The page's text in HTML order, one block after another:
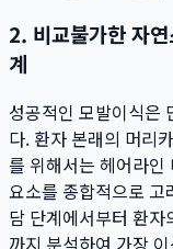
2. 비교불가한 자
계
성공적인 모발이식은
다. 환자 본래의 머리
를 위해서는 헤어라인
요소를 종합적으로
담 단계에서부터 환
까지 분석하여 가장